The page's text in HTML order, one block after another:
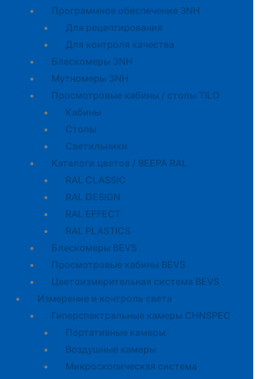
Программное обеспечение 3NH
Для рецептирования
Для контроля качества
Блескомеры 3NH
Мутномеры 3NH
Просмотровые кабины / столы TILO
Кабины
Cтолы
Светильники
Каталоги цветов / BEEPA RAL
RAL CLASSIC
RAL DESIGN
RAL EFFECT
RAL PLASTICS
Блескомеры BEVS
Просмотровые кабины BEVS
Цветоизмерительная система BEVS
Измерение и контроль света
Гиперспектральные камеры CHNSPEC
Портативные камеры
Воздушные камеры
Микроскопическая система